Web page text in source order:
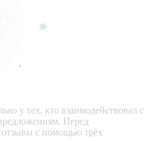
у тех, кто взаимодействовал с
Перед
с помощью трёх